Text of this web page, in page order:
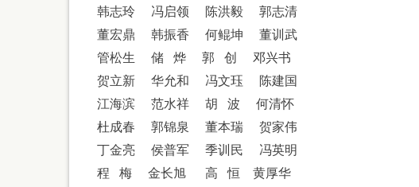
韩志玲
冯启领 陈洪毅
郭志清
董宏鼎
韩振香 何鲲坤
董训武
管松生
储 烨 郭 创
邓兴书
贺立新
华允和 冯文珏
陈建国
江海滨
范水祥 胡 波
何清怀
杜成春
郭锦泉 董本瑞
贺家伟
丁金亮
侯普军 季训民
冯英明
程
梅 金长旭 高 恒
黄厚华